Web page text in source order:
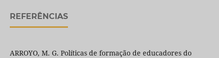
REFERÊNCIAS
ARROYO, M. G. Políticas de formação de educadores do